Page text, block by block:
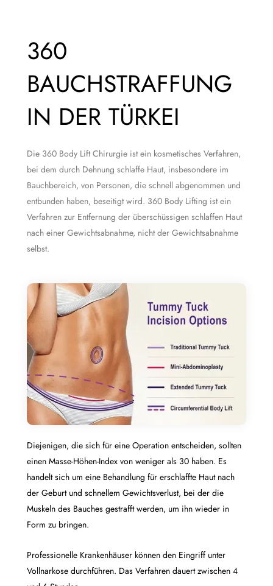
360
BAUCHSTRAFFUNG
IN DER TÜRKEI
Die 360 Body Lift Chirurgie ist ein kosmetisches Verfahren,
bei dem durch Dehnung schlaffe Haut, insbesondere im
Bauchbereich, von Personen, die schnell abgenommen und
entbunden haben, beseitigt wird. 360 Body Lifting ist ein
Verfahren zur Entfernung der überschüssigen schlaffen Haut
nach einer Gewichtsabnahme, nicht der Gewichtsabnahme
selbst.
Diejenigen, die sich für eine Operation entscheiden, sollten
einen Masse-Höhen-Index von weniger als 30 haben. Es
handelt sich um eine Behandlung für erschlaffte Haut nach
der Geburt und schnellem Gewichtsverlust, bei der die
Muskeln des Bauches gestrafft werden, um ihn wieder in
Form zu bringen.
Professionelle Krankenhäuser können den Eingriff unter
Vollnarkose durchführen. Das Verfahren dauert zwischen 4